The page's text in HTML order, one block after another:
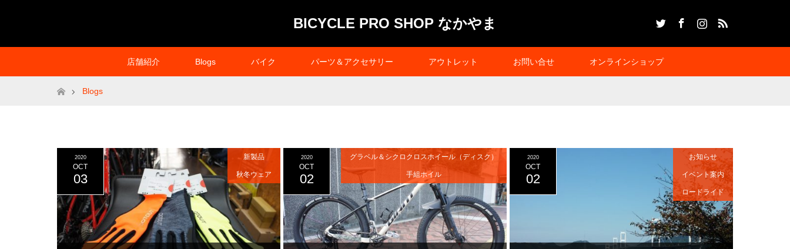
BICYCLE PRO SHOP なかやま
店舗紹介 Blogs バイク パーツ＆アクセサリー アウトレット お問い合せ オンラインショップ
ホームBlogs
2020
OCT
03
新製品
秋冬ウェア
2020
OCT
02
グラベル＆シクロクロスホイール（ディスク）
手組ホイル
2020
OCT
02
お知らせ
イベント案内
ロードライド